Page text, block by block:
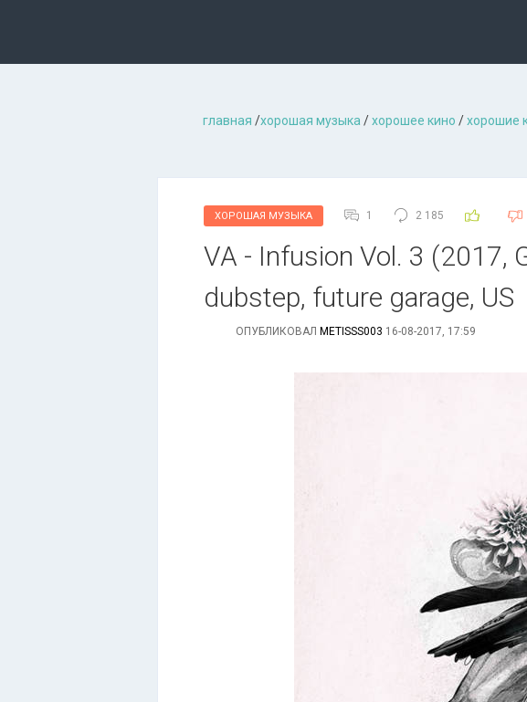
главная /хорошая музыкa /хорошее кино /хорошие
ХОРОШАЯ МУЗЫКА 1 2 185
VA - Infusion Vol. 3 (2017,
dubstep, future garage, US
ОПУБЛИКОВАЛ METISSS003 16-08-2017, 17:59